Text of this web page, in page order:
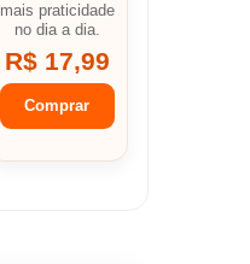
mais praticidade
no dia a dia.
R$ 17,99
Comprar